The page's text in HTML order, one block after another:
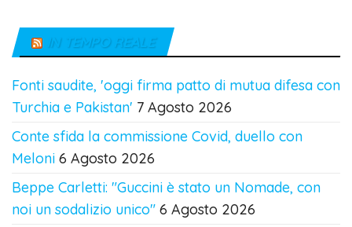
IN TEMPO REALE
Fonti saudite, 'oggi firma patto di mutua difesa con
Turchia e Pakistan' 7 Agosto 2026
Conte sfida la commissione Covid, duello con
Meloni 6 Agosto 2026
Beppe Carletti: "Guccini è stato un Nomade, con
noi un sodalizio unico" 6 Agosto 2026